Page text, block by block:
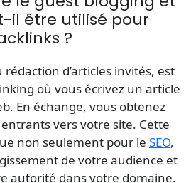
il être utilisé pour
?
d’articles invités, est
où vous écrivez un article
En échange, vous obtenez
vers votre site. Cette
non seulement pour le SEO,
de votre audience et
autorité dans votre domaine.